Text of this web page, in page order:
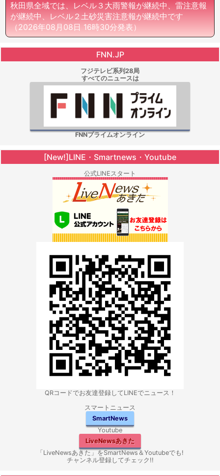
秋田県全域では、レベル３大雨警報が継続中、雷注意報
が継続中、レベル２土砂災害注意報が継続中です
（2026年08月08日 16時30分発表）
FNN.JP
フジテレビ系列28局
すべてのニュースは
FNNプライムオンライン
[New!]LINE・Smartnews・Youtube
公式LINEスタート
QRコードでお友達登録してLINEでニュース！
スマートニュース
SmartNews
Youtube
LiveNewsあきた
「LiveNewsあきた」をSmartNews＆Youtubeでも!
チャンネル登録してチェック!!